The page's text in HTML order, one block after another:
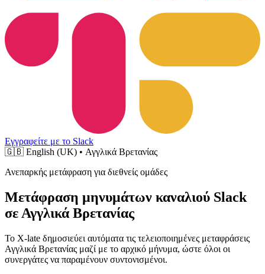
Εγγραφείτε με το Slack
🇬🇧 English (UK) • Αγγλικά Βρετανίας
Ανεπαρκής μετάφραση για διεθνείς ομάδες
Μετάφραση μηνυμάτων καναλιού Slack
σε Αγγλικά Βρετανίας
Το X-late δημοσιεύει αυτόματα τις τελειοποιημένες μεταφράσεις
Αγγλικά Βρετανίας μαζί με το αρχικό μήνυμα, ώστε όλοι οι
συνεργάτες να παραμένουν συντονισμένοι.